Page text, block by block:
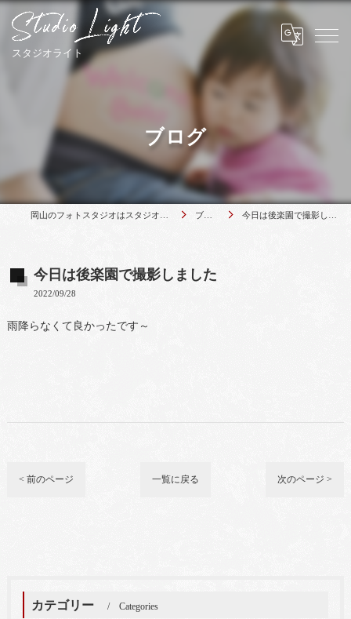
ブログ
ブログ 今日は後楽園で撮影しました
今日は後楽園で撮影しました
2022/09/28
雨降らなくて良かったです～
< 前のページ 一覧に戻る 次のページ >
カテゴリー Categories